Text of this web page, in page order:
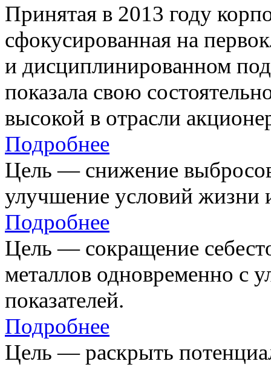
Принятая в 2013 году
сфокусированная на
и дисциплинированном
показала свою
высокой в отрасли
Подробнее
Цель — снижение
улучшение условий жизни
Подробнее
Цель — сокращение
металлов одновременно с
показателей.
Подробнее
Цель — раскрыть